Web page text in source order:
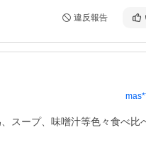
違反報告
スープ、味噌汁等色々食べ比